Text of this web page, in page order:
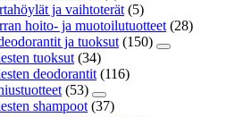
ja vaihtoterät (5)
hoito- ja muotoilutuotteet (28)
ja tuoksut (150)
tuoksut (34)
deodorantit (116)
(53)
shampoot (37)